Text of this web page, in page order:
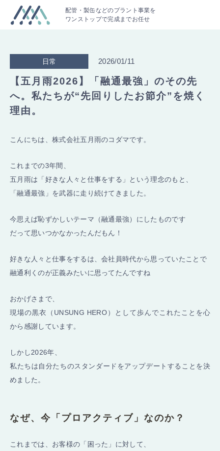
配管・製缶などのプラント事業を
ワンストップで完成までお任せ
日常 2026/01/11
【五月雨2026】「融通最強」のその先
へ。私たちが“先回りしたお節介”を焼く
理由。
こんにちは、株式会社五月雨のコダマです。
これまでの3年間、
五月雨は「好きな人々と仕事をする」という理念のもと、
「融通最強」を武器に走り続けてきました。
今思えば恥ずかしいテーマ（融通最強）にしたものです
だって思いつかなかったんだもん！
好きな人々と仕事をするは、会社員時代から思っていたことで
融通利くのが正義みたいに思ってたんですね
おかげさまで、
現場の黒衣（UNSUNG HERO）として歩んでこれたことを心
から感謝しています。
しかし2026年、
私たちは自分たちのスタンダードをアップデートすることを決
めました。
なぜ、今「プロアクティブ」なのか？
これまでは、お客様の「困った」に対して、